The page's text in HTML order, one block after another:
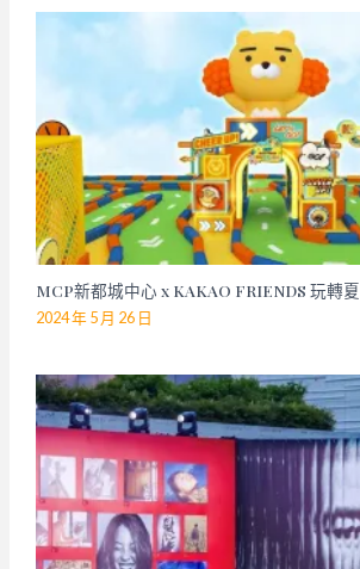
MCP新都城中心 x KAKAO FRIENDS 玩轉
2024 年 5 月 26 日